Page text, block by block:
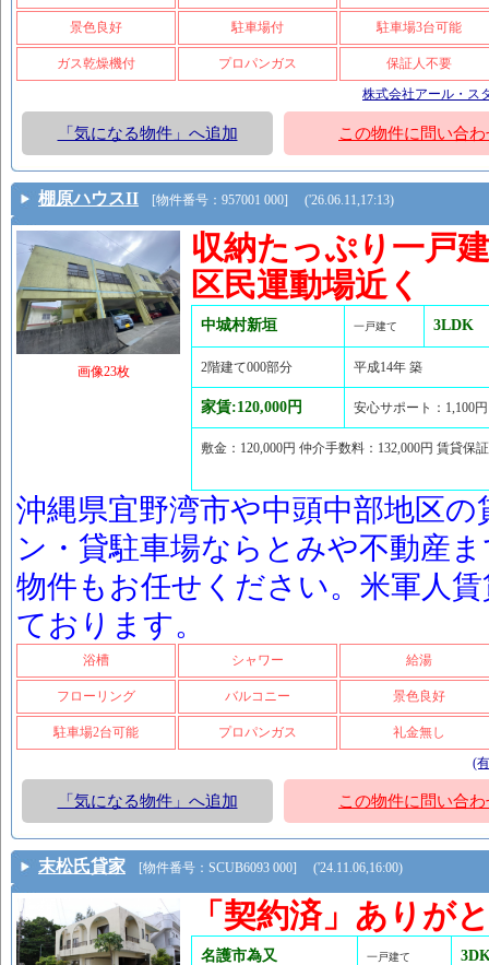
景色良好 駐車場付 駐車場3台可能
ガス乾燥機付 プロパンガス
保証人不要
株式会社アール・ス
「気になる物件」へ追加 この物件に問い合わ
棚原ハウスII [物件番号：957001 000] ('26.06.11,17:13)
画像23枚
収納たっぷり一戸
区民運動場近く
中城村新垣 一戸建て 3LDK
2階建て000部分 平成14年 築
家賃:120,000円 安心サポート：1,100円
敷金：120,000円 仲介手数料：132,000円 賃貸保
沖縄県宜野湾市や中頭中部地区
ン・貸駐車場ならとみや不動産
物件もお任せください。米軍人
ております。
浴槽 シャワー 給湯
フローリング バルコニー 景色良好
駐車場2台可能 プロパンガス
礼金無し
(
「気になる物件」へ追加 この物件に問い合わ
末松氏貸家 [物件番号：SCUB6093 000] ('24.11.06,16:00)
「契約済」ありが
名護市為又 一戸建て